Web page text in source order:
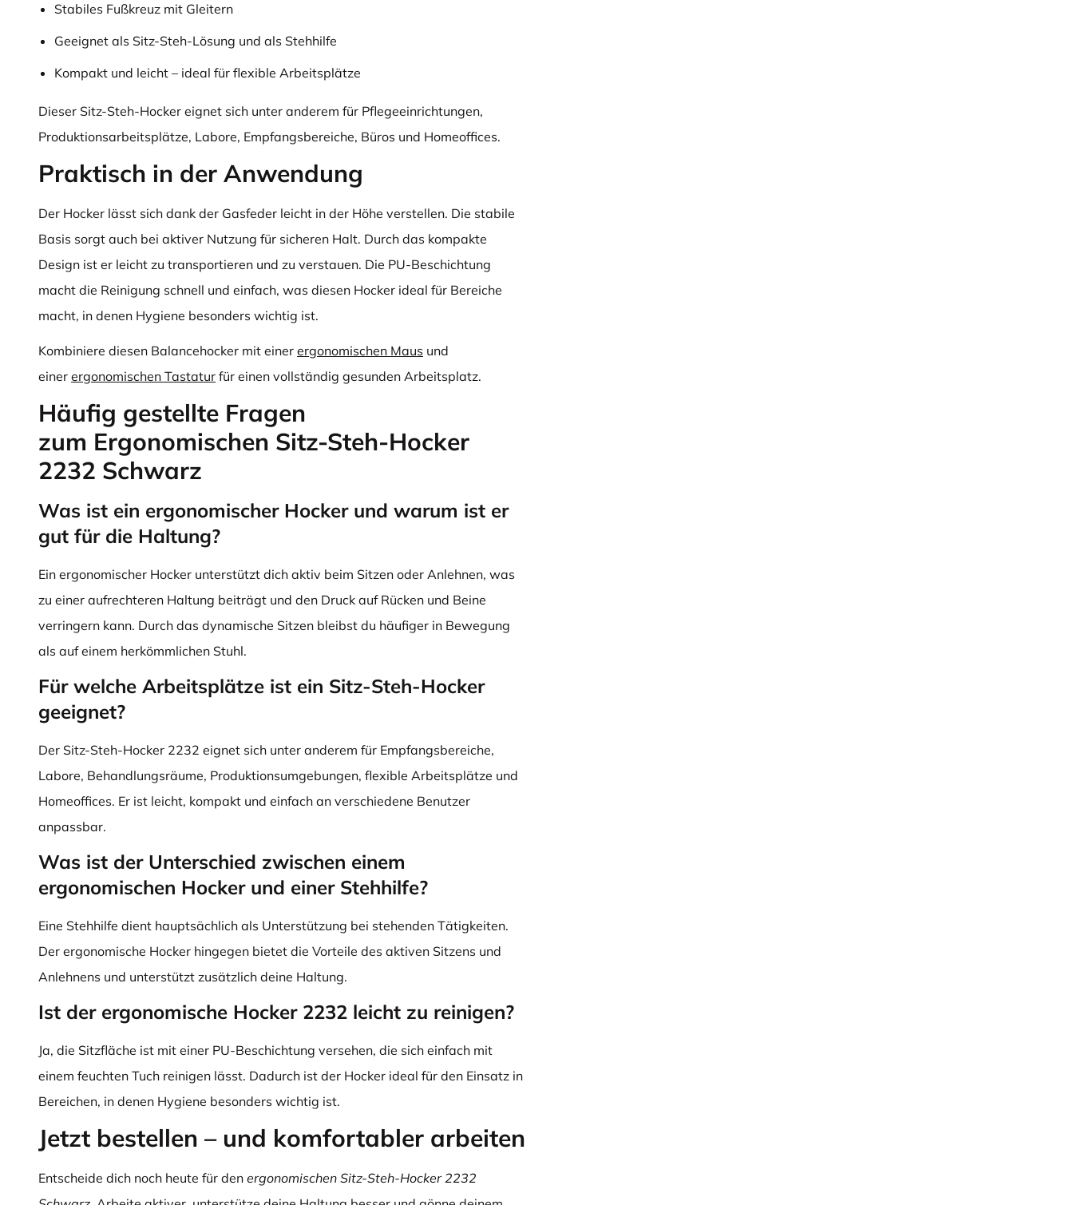
Stabiles Fußkreuz mit Gleitern
Geeignet als Sitz-Steh-Lösung und als Stehhilfe
Kompakt und leicht – ideal für flexible Arbeitsplätze
Dieser Sitz-Steh-Hocker eignet sich unter anderem für Pflegeeinrichtungen,
Produktionsarbeitsplätze, Labore, Empfangsbereiche, Büros und Homeoffices.
Praktisch in der Anwendung
Der Hocker lässt sich dank der Gasfeder leicht in der Höhe verstellen. Die stabile
Basis sorgt auch bei aktiver Nutzung für sicheren Halt. Durch das kompakte
Design ist er leicht zu transportieren und zu verstauen. Die PU-Beschichtung
macht die Reinigung schnell und einfach, was diesen Hocker ideal für Bereiche
macht, in denen Hygiene besonders wichtig ist.
Kombiniere diesen Balancehocker mit einer ergonomischen Maus und
einer ergonomischen Tastatur für einen vollständig gesunden Arbeitsplatz.
Häufig gestellte Fragen
zum Ergonomischen Sitz-Steh-Hocker
2232 Schwarz
Was ist ein ergonomischer Hocker und warum ist er
gut für die Haltung?
Ein ergonomischer Hocker unterstützt dich aktiv beim Sitzen oder Anlehnen, was
zu einer aufrechteren Haltung beiträgt und den Druck auf Rücken und Beine
verringern kann. Durch das dynamische Sitzen bleibst du häufiger in Bewegung
als auf einem herkömmlichen Stuhl.
Für welche Arbeitsplätze ist ein Sitz-Steh-Hocker
geeignet?
Der Sitz-Steh-Hocker 2232 eignet sich unter anderem für Empfangsbereiche,
Labore, Behandlungsräume, Produktionsumgebungen, flexible Arbeitsplätze und
Homeoffices. Er ist leicht, kompakt und einfach an verschiedene Benutzer
anpassbar.
Was ist der Unterschied zwischen einem
ergonomischen Hocker und einer Stehhilfe?
Eine Stehhilfe dient hauptsächlich als Unterstützung bei stehenden Tätigkeiten.
Der ergonomische Hocker hingegen bietet die Vorteile des aktiven Sitzens und
Anlehnens und unterstützt zusätzlich deine Haltung.
Ist der ergonomische Hocker 2232 leicht zu reinigen?
Ja, die Sitzfläche ist mit einer PU-Beschichtung versehen, die sich einfach mit
einem feuchten Tuch reinigen lässt. Dadurch ist der Hocker ideal für den Einsatz in
Bereichen, in denen Hygiene besonders wichtig ist.
Jetzt bestellen – und komfortabler arbeiten
Entscheide dich noch heute für den ergonomischen Sitz-Steh-Hocker 2232